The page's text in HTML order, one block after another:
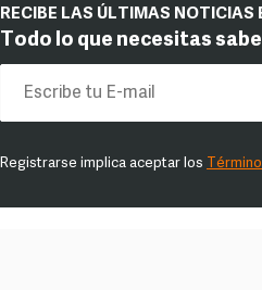
RECIBE LAS ÚLTIMAS NOTICIAS
Todo lo que necesitas
Registrarse implica aceptar los